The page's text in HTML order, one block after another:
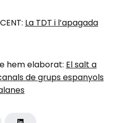
La TDT i l’apagada
hem elaborat: El salt a
de grups espanyols